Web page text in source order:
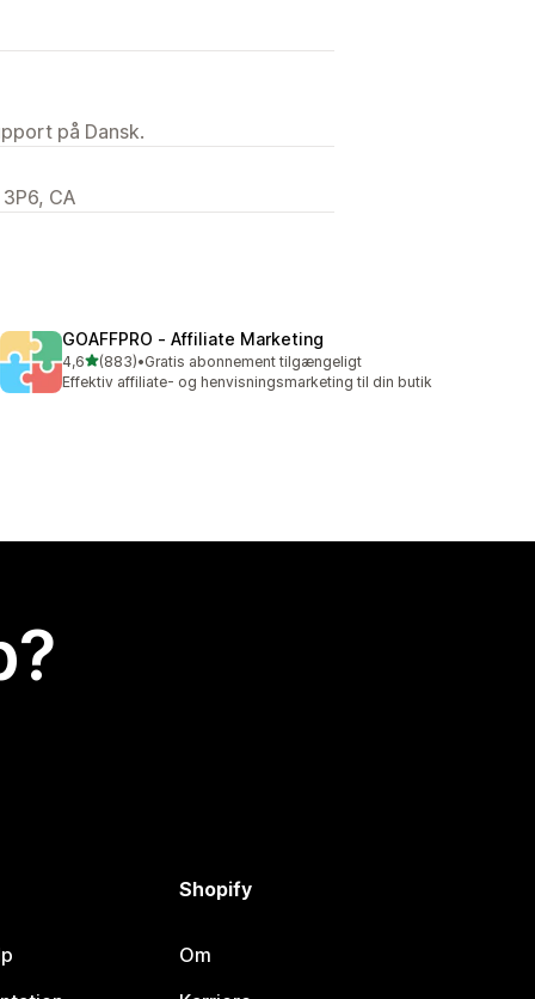
på Dansk.
CA
GOAFFPRO ‑ Affiliate Marketing
4,6ud af 5 stjerner
(883)
883 anmeldelser i alt
•Gratis abonnement tilgængeligt
Effektiv affiliate- og henvisningsmarketing til din butik
Shopify
Om